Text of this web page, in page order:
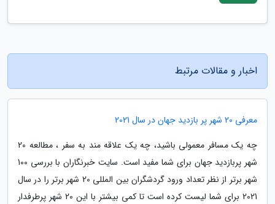
اخبار و مقالات مرتبط
معرفی 20 شهر پر بازدید جهان در سال 2021
چه یک مسافر معمولی باشید، چه یک علاقه مند به سفر ، مطالعه 20
شهر پربازدید جهان برای شما مفید است. سایت خبرنگاران با بررسی 100
شهر برتر از نظر تعداد ورود گردشگران بین المللی 20 شهر برتر را در سال
2021 برای شما لیست کرده است تا کمی بیشتر با این 20 شهر پرطرفدار